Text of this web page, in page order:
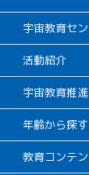
宇宙教育セ
活動紹介
宇宙教育推
年齢から探す
教育コンテ